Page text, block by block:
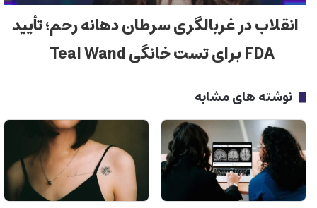
انقلاب در غربالگری سرطان دهانه رحم؛ تأیید
FDA برای تست خانگی Teal Wand
نوشته های مشابه